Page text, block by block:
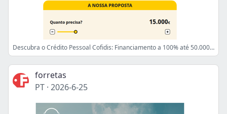
Descubra o Crédito Pessoal Cofidis: Financiamento a 100% até 50.000€.
forretas
PT · 2026-6-25